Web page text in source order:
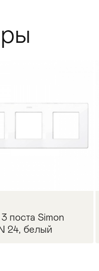
Мебель для ванных
поста Simon
24, белый